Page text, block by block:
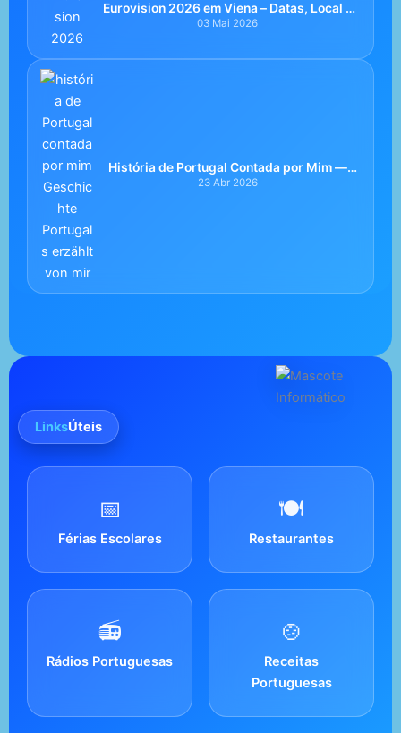
Eurovision 2026 em Viena – Datas, Local e
Participação de Portugal
03 Mai 2026
História de Portugal Contada por Mim —
Uma Viagem Leve e Verdadeira
23 Abr 2026
LinksÚteis
📅
Férias Escolares
🍽️
Restaurantes
📻
Rádios Portuguesas
🍲
Receitas
Portuguesas